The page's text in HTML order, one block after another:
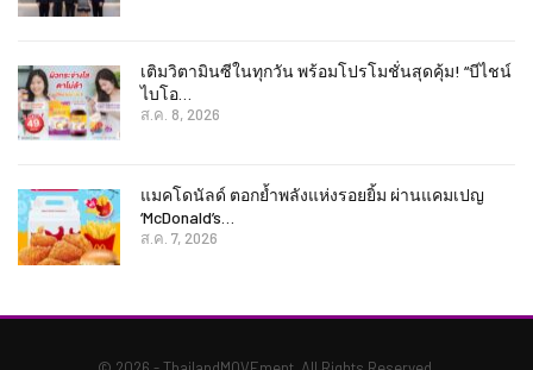
เติมวิตามินซีในทุกวัน พร้อมโปรโมชั่นสุดคุ้ม! “บีไชน์
ไบโอ…
ส.ค. 8, 2026
แมคโดนัลด์ ตอกย้ำพลังแห่งรอยยิ้ม ผ่านแคมเปญ
‘McDonald’s…
ส.ค. 7, 2026